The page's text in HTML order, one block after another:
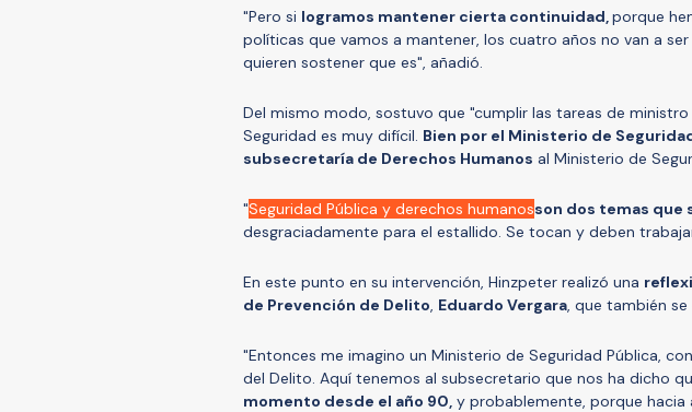
"Pero si logramos mantener cierta continuidad,porque
políticas que vamos a mantener, los cuatro años no van a
quieren sostener que es", añadió.
Del mismo modo, sostuvo que "cumplir las tareas de
Seguridad es muy difícil. Bien por el Ministerio de
subsecretaría de Derechos Humanos al Ministerio de
"Seguridad Pública y derechos humanosson dos temas que
desgraciadamente para el estallido. Se tocan y deben
En este punto en su intervención, Hinzpeter realizó una
de Prevención de Delito, Eduardo Vergara, que también se
"Entonces me imagino un Ministerio de Seguridad Pública,
del Delito. Aquí tenemos al subsecretario que nos ha dicho
momento desde el año 90, y probablemente, porque